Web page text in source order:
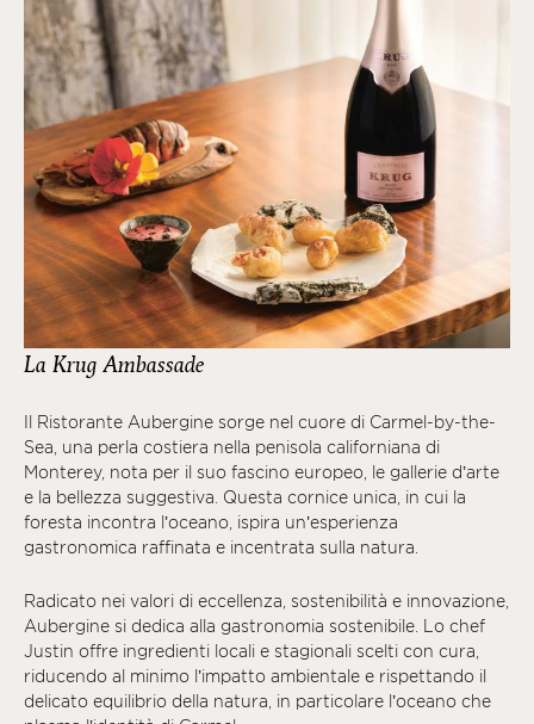
La Krug Ambassade
Il Ristorante Aubergine sorge nel cuore di Carmel-by-the-
Sea, una perla costiera nella penisola californiana di
Monterey, nota per il suo fascino europeo, le gallerie d’arte
e la bellezza suggestiva. Questa cornice unica, in cui la
foresta incontra l’oceano, ispira un’esperienza
gastronomica raffinata e incentrata sulla natura.
Radicato nei valori di eccellenza, sostenibilità e innovazione,
Aubergine si dedica alla gastronomia sostenibile. Lo chef
Justin offre ingredienti locali e stagionali scelti con cura,
riducendo al minimo l’impatto ambientale e rispettando il
delicato equilibrio della natura, in particolare l’oceano che